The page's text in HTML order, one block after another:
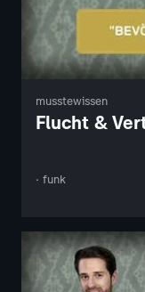
musstewissen
Flucht &
· funk